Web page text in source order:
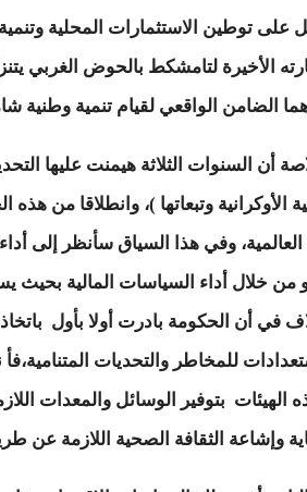
على توطين الاستثمارات المحلية
الأخيرة لتامشكط بالحوض الغربي
الضامن الواقعي لقيام تنمية وطنية
أن السنوات الثلاثة هيمنت عليها
الأوكرانية وتبعاتها )، وانطلاقا من
وفي هذا السياق سأنظر إلى
من خلال أداء السياسات المالية
في أن الحكومة بادرت أولا بأول
للمخاطر والتحديات
الهيئات بتوفير الوسائل والمعدات
وإشاعة الثقافة الصحية اللازمة عن